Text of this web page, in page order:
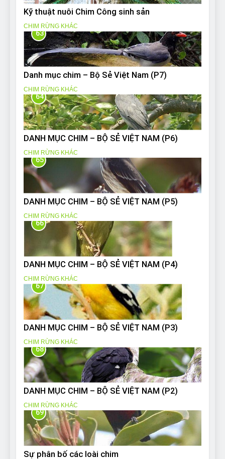
Kỹ thuật nuôi Chim Công sinh sản
CHIM RỪNG KHÁC
63
Danh mục chim – Bộ Sẻ Việt Nam (P7)
CHIM RỪNG KHÁC
64
DANH MỤC CHIM – BỘ SẺ VIỆT NAM (P6)
CHIM RỪNG KHÁC
65
DANH MỤC CHIM – BỘ SẺ VIỆT NAM (P5)
CHIM RỪNG KHÁC
66
DANH MỤC CHIM – BỘ SẺ VIỆT NAM (P4)
CHIM RỪNG KHÁC
67
DANH MỤC CHIM – BỘ SẺ VIỆT NAM (P3)
CHIM RỪNG KHÁC
68
DANH MỤC CHIM – BỘ SẺ VIỆT NAM (P2)
CHIM RỪNG KHÁC
69
Sự phân bố các loài chim